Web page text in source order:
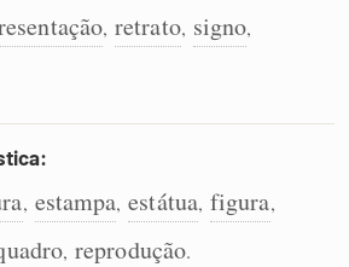
, retrato, signo,
, estampa, estátua, figura,
, reprodução.